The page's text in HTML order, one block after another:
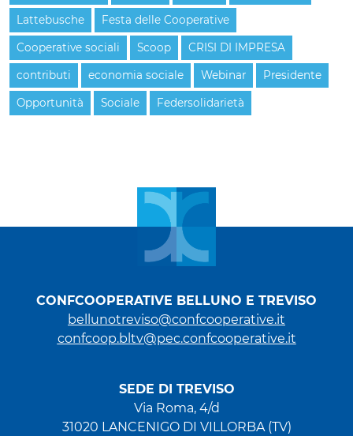
Lattebusche Festa delle Cooperative
Cooperative sociali Scoop CRISI DI IMPRESA
contributi economia sociale Webinar Presidente
Opportunità Sociale Federsolidarietà
CONFCOOPERATIVE BELLUNO E TREVISO
bellunotreviso@confcooperative.it
confcoop.bltv@pec.confcooperative.it
SEDE DI TREVISO
Via Roma, 4/d
31020 LANCENIGO DI VILLORBA (TV)